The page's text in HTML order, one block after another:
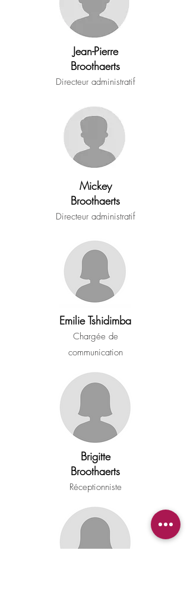
Jean-Pierre
Broothaerts
Directeur administratif
Mickey
Broothaerts
Directeur administratif
Emilie Tshidimba
Chargée de
communication
Brigitte
Broothaerts
Réceptionniste